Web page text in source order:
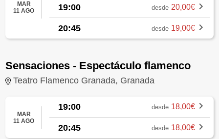
MAR
11 AGO
19:00 desde 20,00€
20:45 desde 19,00€
Sensaciones - Espectáculo flamenco
Teatro Flamenco Granada, Granada
MAR
11 AGO
19:00 desde 18,00€
20:45 desde 18,00€